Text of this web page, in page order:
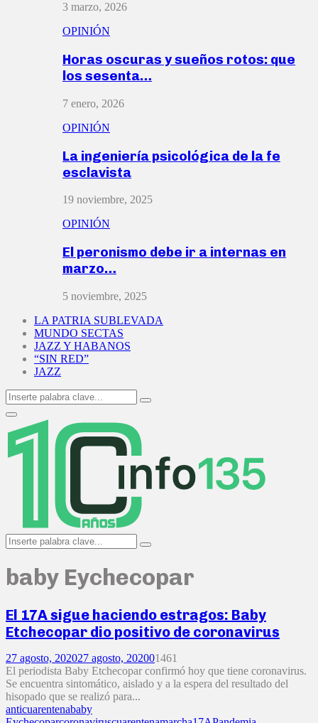
3 marzo, 2026
OPINIÓN
Horas oscuras y sueños rotos: que
los sesenta…
7 enero, 2026
OPINIÓN
La ingeniería psicológica de la fe
esclavista
19 noviembre, 2025
OPINIÓN
El peronismo debe ir a internas en
marzo…
5 noviembre, 2025
LA PATRIA SUBLEVADA
MUNDO SECTAS
JAZZ Y HABANOS
“SIN RED”
JAZZ
Search
for:
Search
Primary
Menu
Search
for:
Search
baby Eychecopar
El 17A sigue haciendo estragos: Baby
Etchecopar dio positivo de coronavirus
27 agosto, 202027 agosto, 202001461
El periodista Baby Etchecopar confirmó hoy que tiene coronavirus.
Se encuentra sintomático, aislado y a la espera del resultado del
hisopado que se realizó para...
anticuarentenababy